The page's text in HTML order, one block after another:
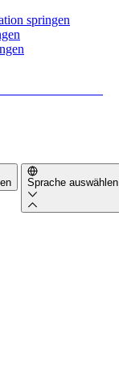
springen
Sprache auswählen